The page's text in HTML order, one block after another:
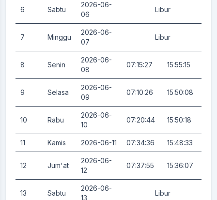
6 Sabtu
2026-06-
06
Libur
7 Minggu
2026-06-
07
Libur
8 Senin
2026-06-
08
07:15:27 15:55:15
9 Selasa
2026-06-
09
07:10:26 15:50:08
10 Rabu
2026-06-
10
07:20:44 15:50:18
11 Kamis 2026-06-11 07:34:36 15:48:33
12 Jum'at
2026-06-
12
07:37:55 15:36:07
13 Sabtu
2026-06-
13
Libur